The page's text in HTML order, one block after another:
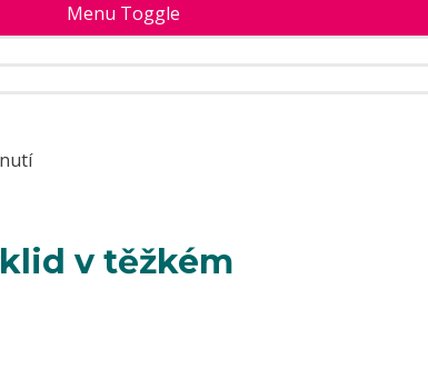
Menu Toggle
v těžkém